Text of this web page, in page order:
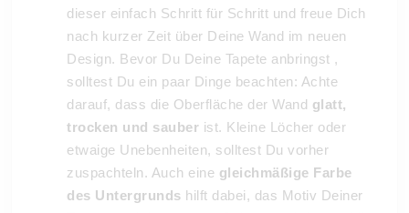
dieser einfach Schritt für Schritt und freue Dich
nach kurzer Zeit über Deine Wand im neuen
Design. Bevor Du Deine Tapete anbringst ,
solltest Du ein paar Dinge beachten: Achte
darauf, dass die Oberfläche der Wand glatt,
trocken und sauber ist. Kleine Löcher oder
etwaige Unebenheiten, solltest Du vorher
zuspachteln. Auch eine gleichmäßige Farbe
des Untergrunds hilft dabei, das Motiv Deiner